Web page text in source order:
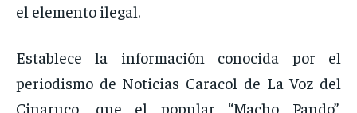
el elemento ilegal.
Establece la información conocida por el
periodismo de Noticias Caracol de La Voz del
Cinaruco, que el popular “Macho Pando”,